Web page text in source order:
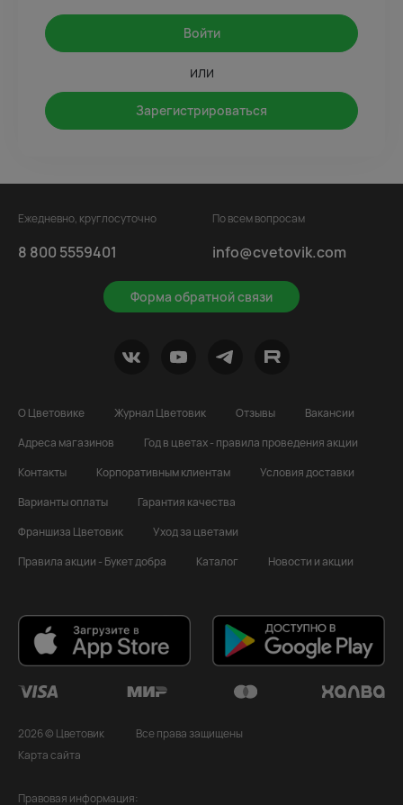
Войти
или
Зарегистрироваться
Ежедневно, круглосуточно
8 800 5559401
Форма обратной связи
По всем вопросам
info@cvetovik.com
О Цветовике Журнал Цветовик Отзывы
Вакансии
Адреса магазинов
Год в цветах - правила проведения акции
Контакты
Корпоративным клиентам
Условия доставки
Варианты оплаты
Гарантия качества
Франшиза Цветовик
Уход за цветами
Правила акции - Букет добра
Каталог Новости и акции
2026 © Цветовик
Все права защищены
Карта сайта
Правовая информация: